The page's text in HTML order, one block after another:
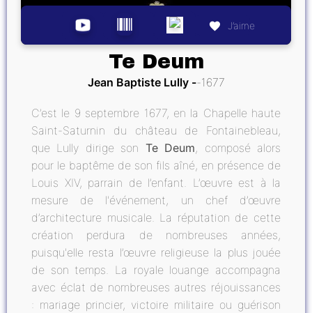
J’aime
Te Deum
Jean Baptiste Lully 1677
C’est le 9 septembre 1677, en la Chapelle haute
Saint-Saturnin du château de Fontainebleau,
que Lully dirige son Te Deum, composé alors
pour le baptême de son fils aîné, en présence de
Louis XIV, parrain de l’enfant. L’œuvre est à la
mesure de l'événement, un chef d’œuvre
d’architecture musicale. La réputation de cette
création perdura de nombreuses années,
puisqu'elle resta l’œuvre religieuse la plus jouée
de son temps. La royale louange accompagna
avec éclat de nombreuses autres réjouissances
: mariage princier, victoire militaire ou guérison